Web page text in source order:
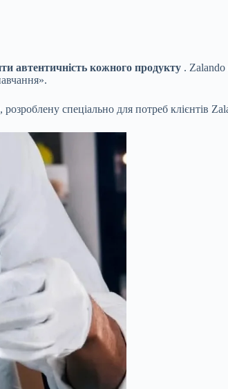
автентичність кожного продукту .
спеціально для потреб клієнтів